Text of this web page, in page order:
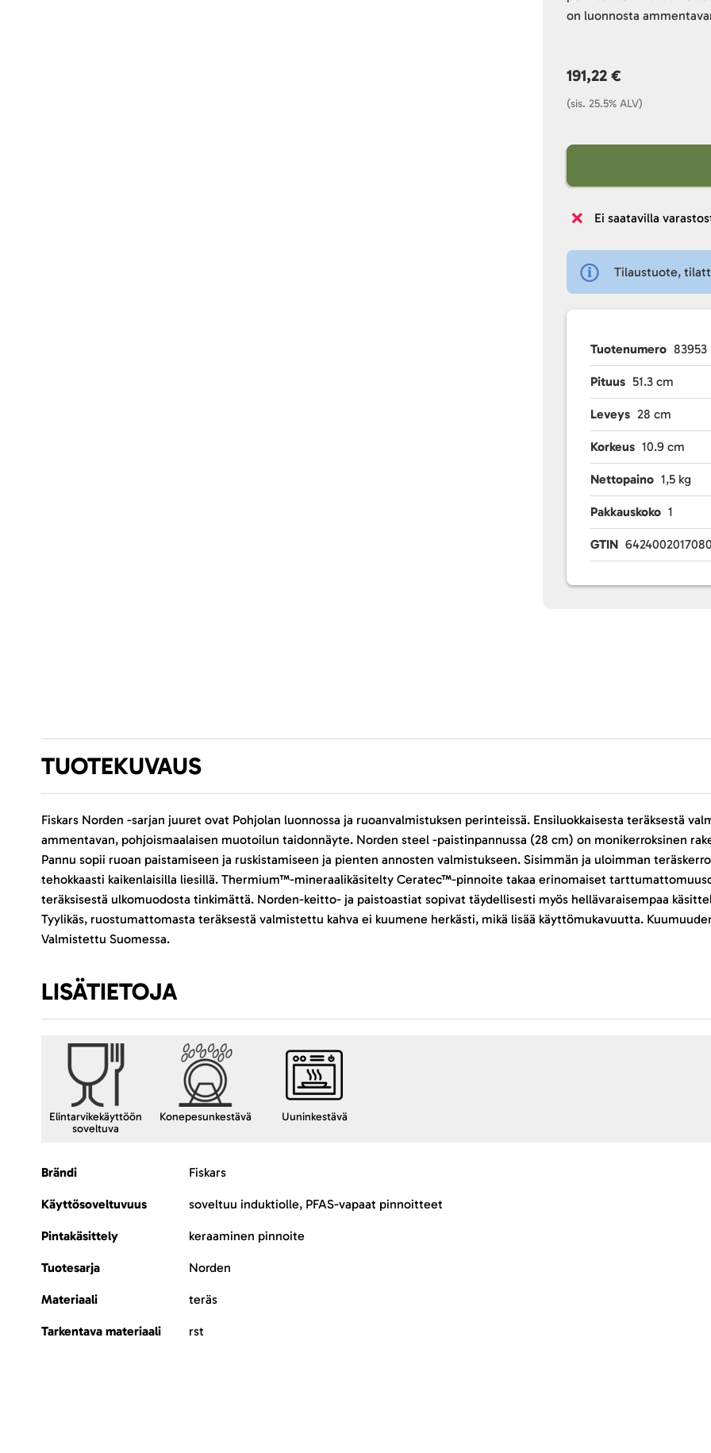
on luonnosta
191,22 €
(sis. 25.5% ALV)
Ei saatavilla
Tilaustuote,
Tuotenumero 83953
Pituus 51.3 cm
Leveys 28 cm
Korkeus 10.9 cm
Nettopaino 1,5 kg
Pakkauskoko 1
GTIN
TUOTEKUVAUS
Fiskars Norden -sarjan juuret ovat Pohjolan luonnossa ja ruoanvalmistuksen perinteissä. Ensiluokkaisesta teräksestä
ammentavan, pohjoismaalaisen muotoilun taidonnäyte. Norden steel -paistinpannussa (28 cm) on monikerroksinen
Pannu sopii ruoan paistamiseen ja ruskistamiseen ja pienten annosten valmistukseen. Sisimmän ja uloimman
tehokkaasti kaikenlaisilla liesillä. Thermium™-mineraalikäsitelty Ceratec™-pinnoite takaa erinomaiset
teräksisestä ulkomuodosta tinkimättä. Norden-keitto- ja paistoastiat sopivat täydellisesti myös hellävaraisempaa
Tyylikäs, ruostumattomasta teräksestä valmistettu kahva ei kuumene herkästi, mikä lisää käyttömukavuutta.
Valmistettu Suomessa.
LISÄTIETOJA
Elintarvikekäyttöön
soveltuva
Konepesunkestävä Uuninkestävä
Lisätietoja
Brändi Fiskars
Käyttösoveltuvuus soveltuu induktiolle, PFAS-vapaat pinnoitteet
Pintakäsittely keraaminen pinnoite
Tuotesarja Norden
Materiaali teräs
Tarkentava materiaali rst